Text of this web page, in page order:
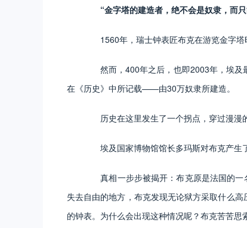
“金字塔的建造者，绝不会是奴隶，而
1560年，瑞士钟表匠布克在游览金字塔
然而，400年之后，也即2003年，埃及
在《历史》中所记载——由30万奴隶所建造。
历史在这里发生了一个拐点，穿过漫漫
埃及国家博物馆馆长多玛斯对布克产生
真相一步步被揭开：布克原是法国的一
失去自由的地方，布克发现无论狱方采取什么
的钟表。为什么会出现这种情况呢？布克苦苦思